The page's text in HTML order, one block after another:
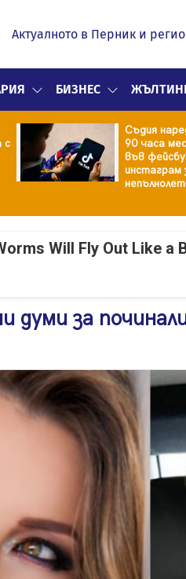
Актуалното в Перник и
БИЗНЕС
с
Съдия
90 часа
във
инстаграм
Will Fly Out Like a
думи за